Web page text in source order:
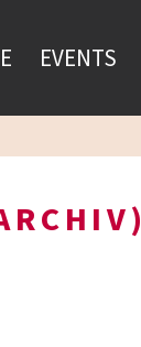
EVENTS